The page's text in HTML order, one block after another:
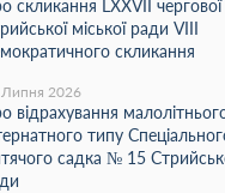
скликання LХХVІІ чергової
міської ради VIII
скликання
2026
відрахування
типу
садка № 15